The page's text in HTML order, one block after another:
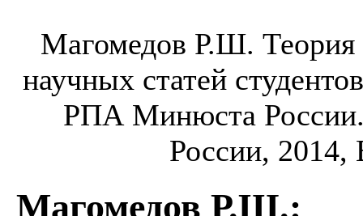
Магомедов Р.Ш. Теория
научных статей
РПА Минюста
России,
Магомедов Р.Ш.: